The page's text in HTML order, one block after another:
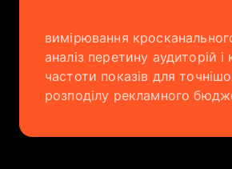
вимірювання
аналіз перетину аудиторій і
частоти показів для
розподілу рекламного